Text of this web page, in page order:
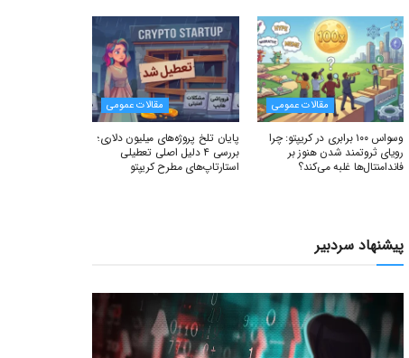
مقالات عمومی
وسواس ۱۰۰ برابری در کریپتو: چرا
رویای ثروتمند شدن هنوز بر
فاندامنتال‌ها غلبه می‌کند؟
مقالات عمومی
پایان تلخ پروژه‌های میلیون دلاری؛
بررسی ۴ دلیل اصلی تعطیلی
استارتاپ‌های مطرح کریپتو
پیشنهاد سردبیر